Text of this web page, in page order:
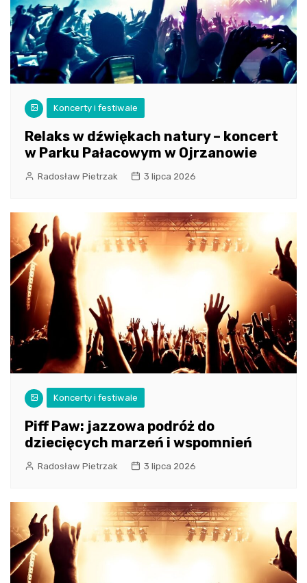
Koncerty i festiwale
Relaks w dźwiękach natury – koncert
w Parku Pałacowym w Ojrzanowie
Radosław Pietrzak 3 lipca 2026
Koncerty i festiwale
Piff Paw: jazzowa podróż do
dziecięcych marzeń i wspomnień
Radosław Pietrzak 3 lipca 2026